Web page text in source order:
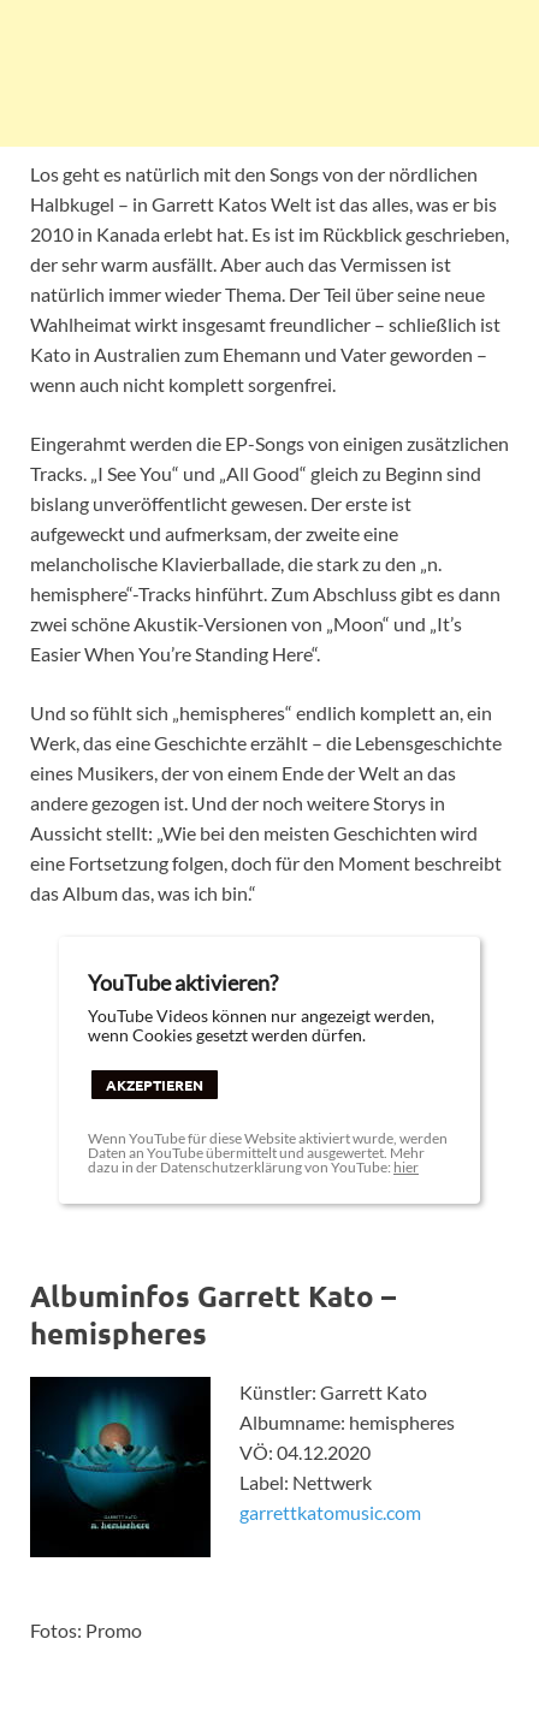
Los geht es natürlich mit den Songs von der nördlichen
Halbkugel – in Garrett Katos Welt ist das alles, was er bis
2010 in Kanada erlebt hat. Es ist im Rückblick geschrieben,
der sehr warm ausfällt. Aber auch das Vermissen ist
natürlich immer wieder Thema. Der Teil über seine neue
Wahlheimat wirkt insgesamt freundlicher – schließlich ist
Kato in Australien zum Ehemann und Vater geworden –
wenn auch nicht komplett sorgenfrei.
Eingerahmt werden die EP-Songs von einigen zusätzlichen
Tracks. „I See You“ und „All Good“ gleich zu Beginn sind
bislang unveröffentlicht gewesen. Der erste ist
aufgeweckt und aufmerksam, der zweite eine
melancholische Klavierballade, die stark zu den „n.
hemisphere“-Tracks hinführt. Zum Abschluss gibt es dann
zwei schöne Akustik-Versionen von „Moon“ und „It’s
Easier When You’re Standing Here“.
Und so fühlt sich „hemispheres“ endlich komplett an, ein
Werk, das eine Geschichte erzählt – die Lebensgeschichte
eines Musikers, der von einem Ende der Welt an das
andere gezogen ist. Und der noch weitere Storys in
Aussicht stellt: „Wie bei den meisten Geschichten wird
eine Fortsetzung folgen, doch für den Moment beschreibt
das Album das, was ich bin.“
YouTube aktivieren?
YouTube Videos können nur angezeigt werden,
wenn Cookies gesetzt werden dürfen.
AKZEPTIEREN
Wenn YouTube für diese Website aktiviert wurde, werden
Daten an YouTube übermittelt und ausgewertet. Mehr
dazu in der Datenschutzerklärung von YouTube: hier
Albuminfos Garrett Kato –
hemispheres
Künstler: Garrett Kato
Albumname: hemispheres
VÖ: 04.12.2020
Label: Nettwerk
garrettkatomusic.com
Fotos: Promo